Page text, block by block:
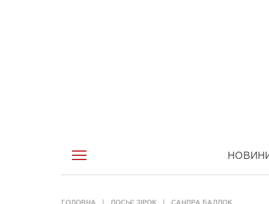
ГОЛОВНА ДОСЬЄ ЗІРОК САНДРА БАЛЛОК